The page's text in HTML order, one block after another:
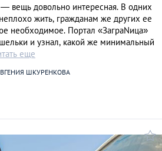
вещь довольно интересная. В одних
жить, гражданам же других ее
необходимое. Портал «ЗаграNица»
и узнал, какой же минимальный
еще
ШКУРЕНКОВА